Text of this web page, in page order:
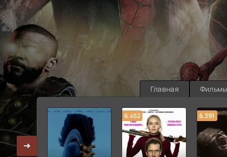
Главная Фильмы
6.452 6.391